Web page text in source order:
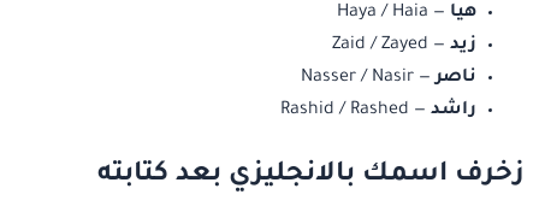
هيا — Haya / Haia
زيد — Zaid / Zayed
ناصر— Nasser / Nasir
راشد — Rashid / Rashed
زخرف اسمك بالانجليزي بعد كتابته